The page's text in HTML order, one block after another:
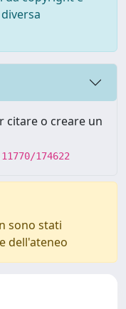
citare o creare un
174622
sono stati
dell'ateneo